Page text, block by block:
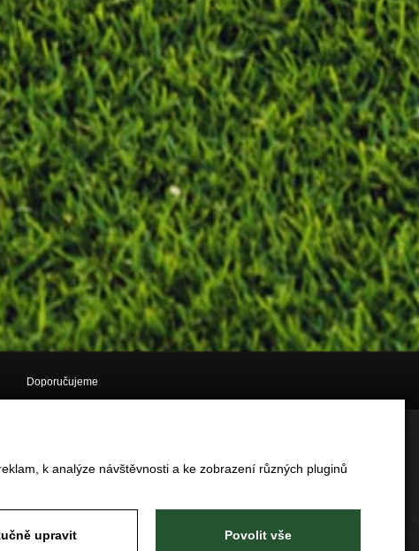
k analýze návštěvnosti a ke zobrazení různých pluginů
upravit Povolit vše
Doporučujeme